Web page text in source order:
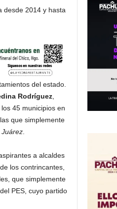
desde 2014 y hasta
del estado.
Rodríguez,
45 municipios en
que simplemente
.
a alcaldes
los contrincantes,
que simplemente
PES, cuyo partido